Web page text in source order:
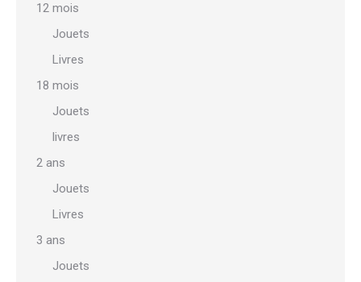
12 mois
Jouets
Livres
18 mois
Jouets
livres
2 ans
Jouets
Livres
3 ans
Jouets